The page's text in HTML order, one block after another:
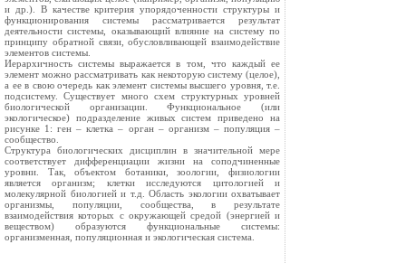
и др.). В качестве критерия упорядоченности структуры и
функционирования системы рассматривается результат
деятельности системы, оказывающий влияние на систему по
принципу обратной связи, обусловливающей взаимодействие
элементов системы.
Иерархичность системы выражается в том, что каждый ее
элемент можно рассматривать как некоторую систему (целое),
а ее в свою очередь как элемент системы высшего уровня, т.е.
подсистему. Существует много схем структурных уровней
биологической организации. Функциональное (или
экологическое) подразделение живых систем приведено на
рисунке 1: ген – клетка – орган – организм – популяция –
сообщество.
Структура биологических дисциплин в значительной мере
соответствует дифференциации жизни на соподчиненные
уровни. Так, объектом ботаники, зоологии, физиологии
является организм; клетки исследуются цитологией и
молекулярной биологией и т.д. Область экологии охватывает
организмы, популяции, сообщества, в результате
взаимодействия которых с окружающей средой (энергией и
веществом) образуются функциональные системы:
организменная, популяционная и экологическая система.